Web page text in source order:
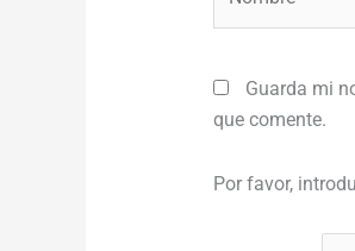
Guarda mi
que comente.
Por favor,